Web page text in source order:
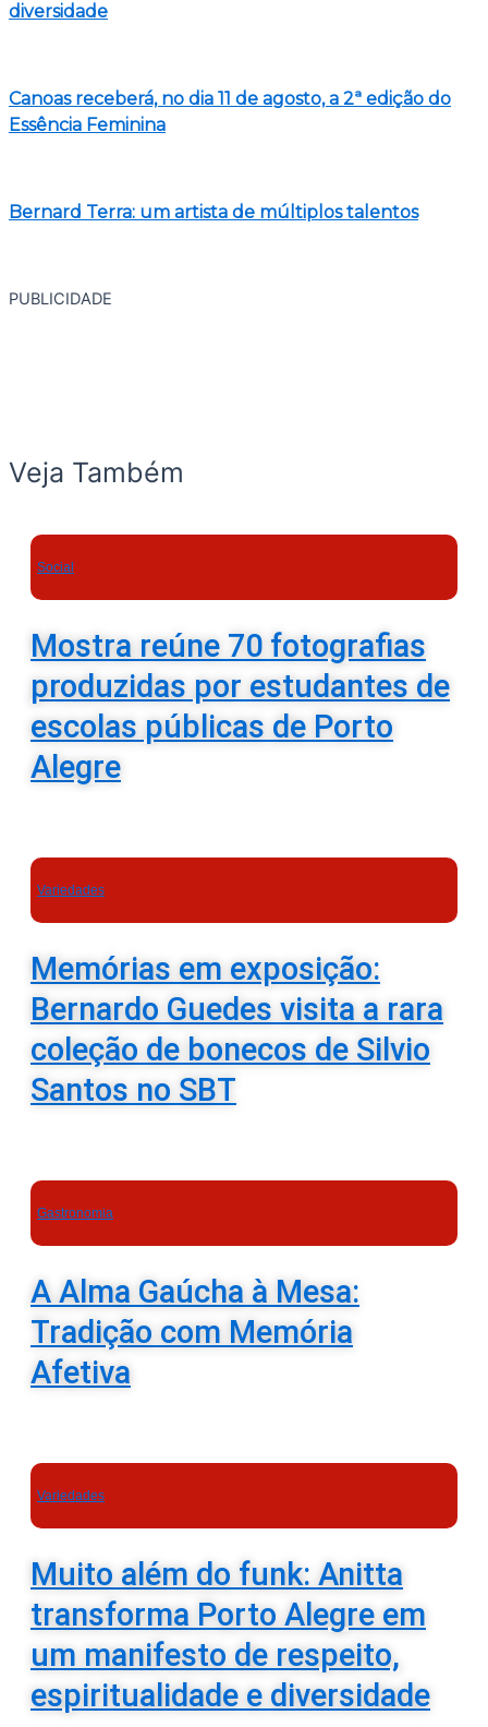
diversidade
Canoas receberá, no dia 11 de agosto, a 2ª edição do
Essência Feminina
Bernard Terra: um artista de múltiplos talentos
PUBLICIDADE
Veja Também
Social
Mostra reúne 70 fotografias
produzidas por estudantes de
escolas públicas de Porto
Alegre
Variedades
Memórias em exposição:
Bernardo Guedes visita a rara
coleção de bonecos de Silvio
Santos no SBT
Gastronomia
A Alma Gaúcha à Mesa:
Tradição com Memória
Afetiva
Variedades
Muito além do funk: Anitta
transforma Porto Alegre em
um manifesto de respeito,
espiritualidade e diversidade